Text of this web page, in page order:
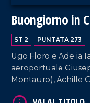
Buongiorno in
ST 2 PUNTATA 273
Ugo Floro e Adelia
aeroportuale
Montauro), Achille
VAI AL TITOLO